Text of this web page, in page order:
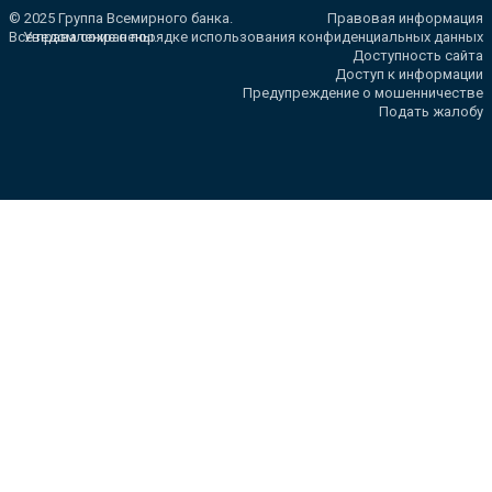
© 2025 Группа Всемирного банка.
Все права сохранены.
Правовая информация
Уведомление о порядке использования конфиденциальных данных
Доступность сайта
Доступ к информации
Предупреждение о мошенничестве
Подать жалобу